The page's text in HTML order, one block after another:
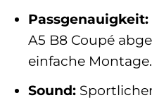
Passgenauigkeit:
A5 B8 Coupé
einfache Montage.
Sound: